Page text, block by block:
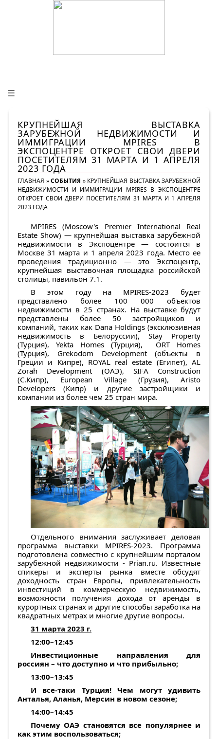
☰
КРУПНЕЙШАЯ ВЫСТАВКА
ЗАРУБЕЖНОЙ НЕДВИЖИМОСТИ И
ИММИГРАЦИИ MPIRES В
ЭКСПОЦЕНТРЕ ОТКРОЕТ СВОИ ДВЕРИ
ПОСЕТИТЕЛЯМ 31 МАРТА И 1 АПРЕЛЯ
2023 ГОДА
ГЛАВНАЯ »СОБЫТИЯ » КРУПНЕЙШАЯ ВЫСТАВКА ЗАРУБЕЖНОЙ
НЕДВИЖИМОСТИ И ИММИГРАЦИИ MPIRES В ЭКСПОЦЕНТРЕ
ОТКРОЕТ СВОИ ДВЕРИ ПОСЕТИТЕЛЯМ 31 МАРТА И 1 АПРЕЛЯ
2023 ГОДА
MPIRES (Moscow's Premier International Real
Estate Show) — крупнейшая выставка зарубежной
недвижимости в Экспоцентре — состоится в
Москве 31 марта и 1 апреля 2023 года. Место ее
проведения традиционно — это Экспоцентр,
крупнейшая выставочная площадка российской
столицы, павильон 7.1.
В этом году на MPIRES-2023 будет
представлено более 100 000 объектов
недвижимости в 25 странах. На выставке будут
представлены более 50 застройщиков и
компаний, таких как Dana Holdings (эксклюзивная
недвижимость в Белоруссии), Stay Property
(Турция), Yekta Homes (Турция), ORT Homes
(Турция), Grekodom Development (объекты в
Греции и Кипре), ROYAL real estate (Египет), AL
Zorah Development (ОАЭ), SIFA Construction
(С.Кипр), European Village (Грузия), Aristo
Developers (Кипр) и другие застройщики и
компании из более чем 25 стран мира.
Отдельного внимания заслуживает деловая
программа выставки MPIRES-2023. Программа
подготовлена совместно с крупнейшим порталом
зарубежной недвижимости - Prian.ru. Известные
спикеры и эксперты рынка вместе обсудят
доходность стран Европы, привлекательность
инвестиций в коммерческую недвижимость,
возможности получения дохода от аренды в
курортных странах и другие способы заработка на
квадратных метрах и многие другие вопросы.
31 марта 2023 г.
12:00–12:45
Инвестиционные направления для
россиян – что доступно и что прибыльно;
13:00–13:45
И все-таки Турция! Чем могут удивить
Анталья, Аланья, Мерсин в новом сезоне;
14:00–14:45
Почему ОАЭ становятся все популярнее и
как этим воспользоваться;